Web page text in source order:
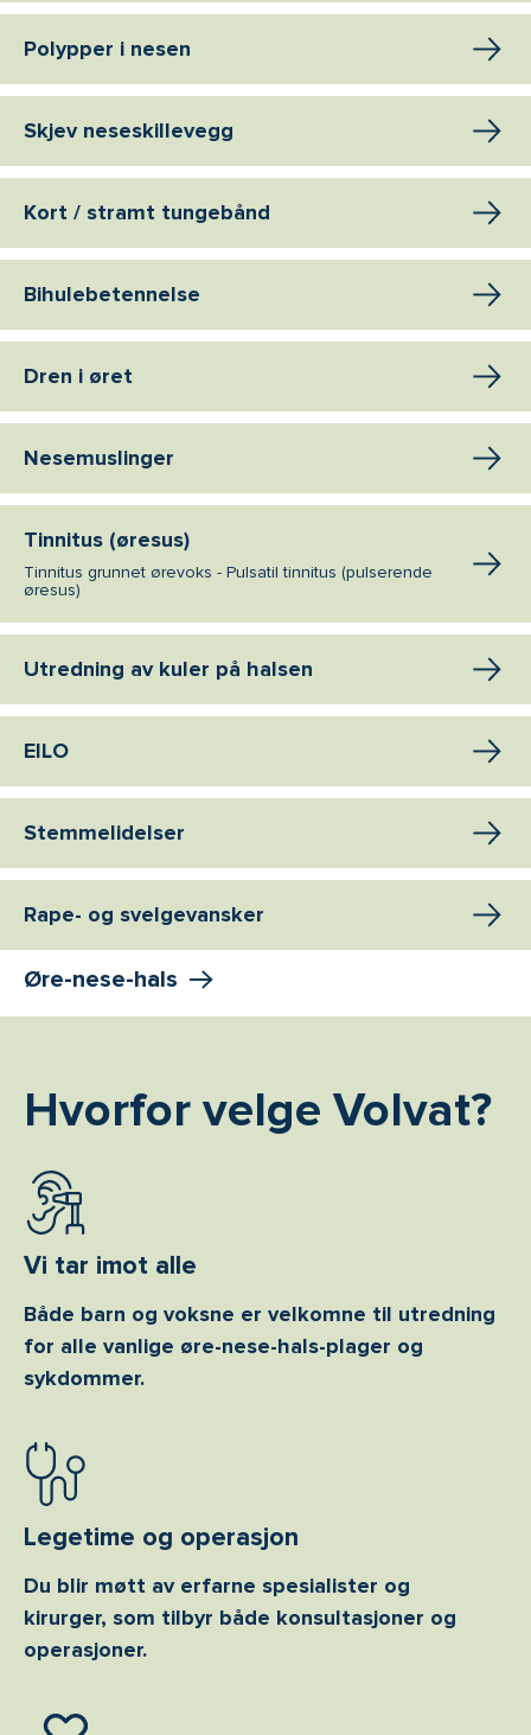
Polypper i nesen
Skjev neseskillevegg
Kort / stramt tungebånd
Bihulebetennelse
Dren i øret
Nesemuslinger
Tinnitus (øresus)
Tinnitus grunnet ørevoks - Pulsatil tinnitus (pulserende
øresus)
Utredning av kuler på halsen
EILO
Stemmelidelser
Rape- og svelgevansker
Øre-nese-hals
Hvorfor velge Volvat?
Vi tar imot alle
Både barn og voksne er velkomne til utredning
for alle vanlige øre-nese-hals-plager og
sykdommer.
Legetime og operasjon
Du blir møtt av erfarne spesialister og
kirurger, som tilbyr både konsultasjoner og
operasjoner.